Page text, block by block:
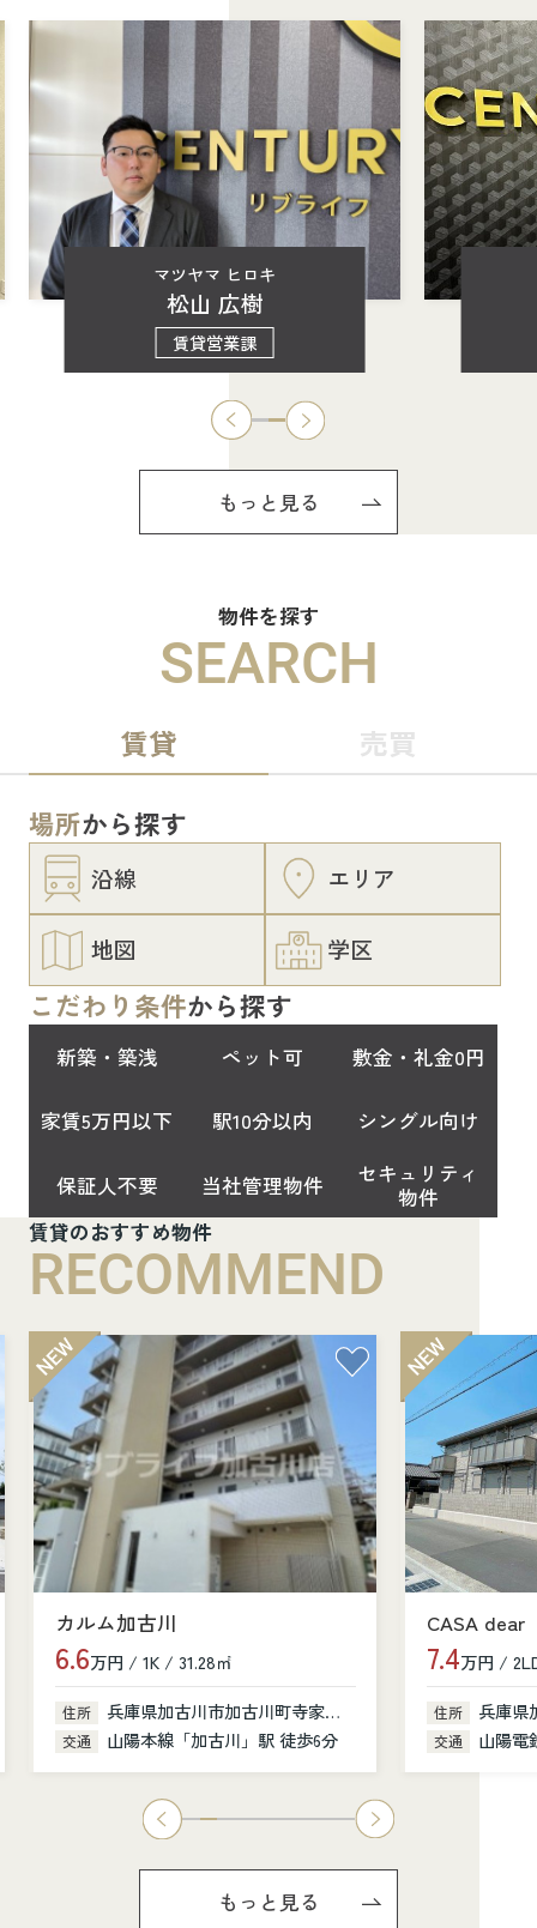
マツヤマ ヒロキ
松山 広樹
賃貸営業課
もっと見る
物件を探す
SEARCH
賃貸 売買
場所から探す
沿線 エリア
地図 学区
こだわり条件から探す
新築・築浅 ペット可 敷金・礼金0円
家賃5万円以下 駅10分以内 シングル向け
保証人不要 当社管理物件
セキュリティ
物件
賃貸のおすすめ物件
RECOMMEND
カルム加古川
6.6万円 / 1K / 31.28㎡
住所 兵庫県加古川市加古川町寺家町379-1
交通 山陽本線「加古川」駅 徒歩6分
CASA dear
7.4万円 /
住所 兵庫県
交通 山陽電
もっと見る